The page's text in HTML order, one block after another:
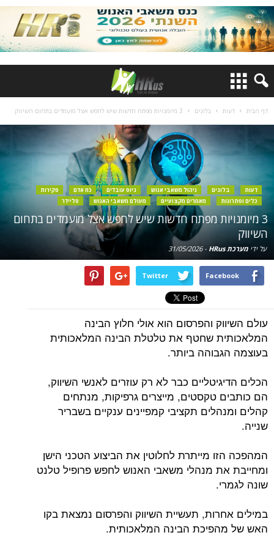
דף הבית דעות בלוגים 3 מיומנויות מפתח חדשות שיש לחפש אצל מועמדים בתחום השיווק
דעות בלוגים ניהול משאבי אנוש גיוס עובדים כח אדם
סקירות
כלים ופתרונות
מאמרים מקצועיים מעולם משאבי האנוש סליידר
3 מיומנויות מפתח חדשות שיש לחפש אצל מועמדים בתחום
השיווק
על ידי מערכת HRus -
31/05/2026
Facebook
Twitter
עולם השיווק והפרסום הוא אולי חלוץ הבינה
המלאכותית שחטף את טלטלת הבינה המלאכותית
בעוצמה הגבוהה ביותר.
הכלים הדיגיטליים כבר לא רק עוזרים לאנשי השיווק,
הם כותבים טקסטים, מייצרים גרפיקות, מנתחים
קהלים ומנהלים תקציבי קמפיינים ענקיים בשבריר
שנייה.
המהפכה הזו מייתרת לחלוטין את הביצוע הטכני הישן
ומחייבת את מנהלי משאבי האנוש לחפש פרופיל טלנט
שונה לגמרי.
במילים אחרות, תעשיית השיווק והפרסום נמצאת בקו
האש של מהפיכת הבינה המלאכותית.